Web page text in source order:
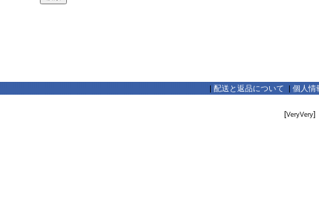
| 配送と返品について | 個人情
[VeryVery]